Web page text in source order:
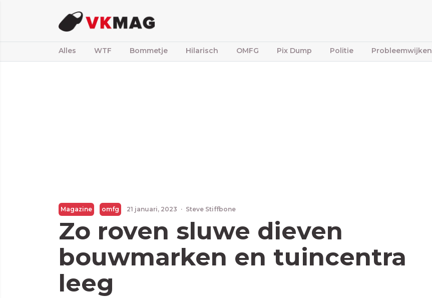
Alles WTF Bommetje Hilarisch OMFG Pix Dump Politie Probleemwijken
Magazine omfg 21 januari, 2023 · Steve Stiffbone
Zo roven sluwe dieven
bouwmarken en tuincentra
leeg